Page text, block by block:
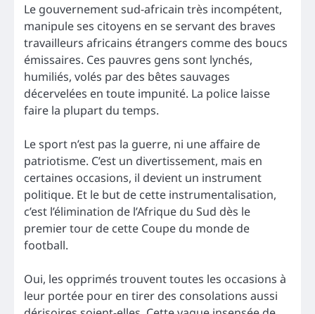
Le gouvernement sud-africain très incompétent,
manipule ses citoyens en se servant des braves
travailleurs africains étrangers comme des boucs
émissaires. Ces pauvres gens sont lynchés,
humiliés, volés par des bêtes sauvages
décervelées en toute impunité. La police laisse
faire la plupart du temps.
Le sport n’est pas la guerre, ni une affaire de
patriotisme. C’est un divertissement, mais en
certaines occasions, il devient un instrument
politique. Et le but de cette instrumentalisation,
c’est l’élimination de l’Afrique du Sud dès le
premier tour de cette Coupe du monde de
football.
Oui, les opprimés trouvent toutes les occasions à
leur portée pour en tirer des consolations aussi